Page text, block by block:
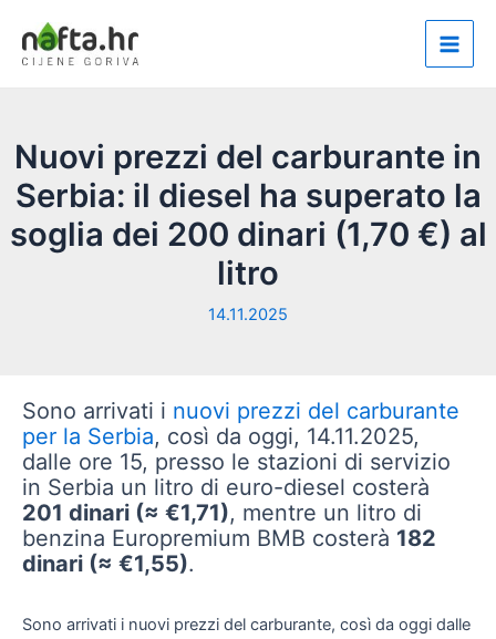
contenuto
Main
Nuovi prezzi del carburante in
Serbia: il diesel ha superato la
soglia dei 200 dinari (1,70 €) al
litro
14.11.2025
Sono arrivati i nuovi prezzi del carburante
per la Serbia, così da oggi, 14.11.2025,
dalle ore 15, presso le stazioni di servizio
in Serbia un litro di euro-diesel costerà
201 dinari (≈ €1,71), mentre un litro di
benzina Europremium BMB costerà 182
dinari (≈ €1,55).
Sono arrivati i nuovi prezzi del carburante, così da oggi dalle